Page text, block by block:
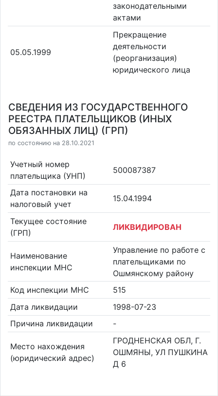
законодательными
актами
05.05.1999
Прекращение
деятельности
(реорганизация)
юридического лица
СВЕДЕНИЯ ИЗ ГОСУДАРСТВЕННОГО
РЕЕСТРА ПЛАТЕЛЬЩИКОВ (ИНЫХ
ОБЯЗАННЫХ ЛИЦ) (ГРП)
по состоянию на 28.10.2021
Учетный номер
плательщика (УНП)
500087387
Дата постановки на
налоговый учет
15.04.1994
Текущее состояние
(ГРП)
ЛИКВИДИРОВАН
Наименование
инспекции МНС
Управление по работе с
плательщиками по
Ошмянскому району
Код инспекции МНС
515
Дата ликвидации
1998-07-23
Причина ликвидации
-
Место нахождения
(юридический адрес)
ГРОДНЕНСКАЯ ОБЛ, Г.
ОШМЯНЫ, УЛ ПУШКИНА
Д 6